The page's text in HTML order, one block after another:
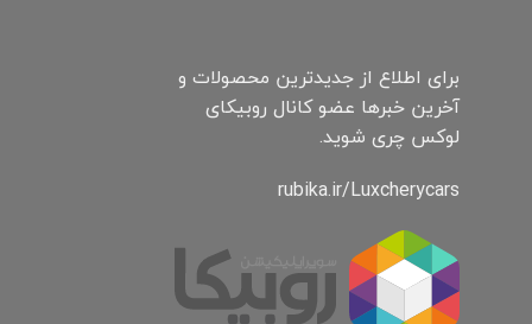
برای اطلاع از جدیدترین محصولات و
آخرین خبرها عضو کانال روبیکای
لوکس چری شوید.
rubika.ir/Luxcherycars